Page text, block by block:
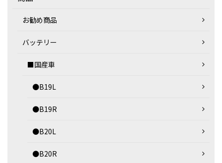
お勧め商品
バッテリー
■国産車
●B19L
●B19R
●B20L
●B20R